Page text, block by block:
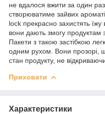
не вдалося вжити за один
створюватиме зайвих
lock прекрасно захистять
вони дають змогу продуктам
Пакети з такою застібкою
одним рухом. Вони прозорі,
стан продукту, не
Приховати
Характеристики